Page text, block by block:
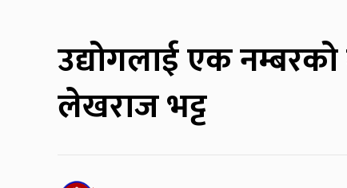
उद्योगलाई एक नम्बरको
लेखराज भट्ट